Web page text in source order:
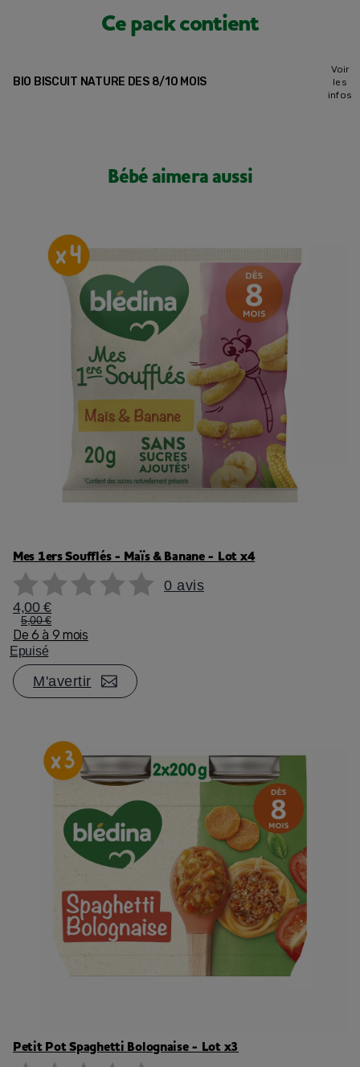
Ce pack contient
BIO BISCUIT NATURE DES 8/10 MOIS
Voir
les
infos
Bébé aimera aussi
Mes 1ers Soufflés - Maïs & Banane - Lot x4
0 avis
4,00 €
5,00 €
De 6 à 9 mois
Epuisé
M'avertir
Petit Pot Spaghetti Bolognaise - Lot x3